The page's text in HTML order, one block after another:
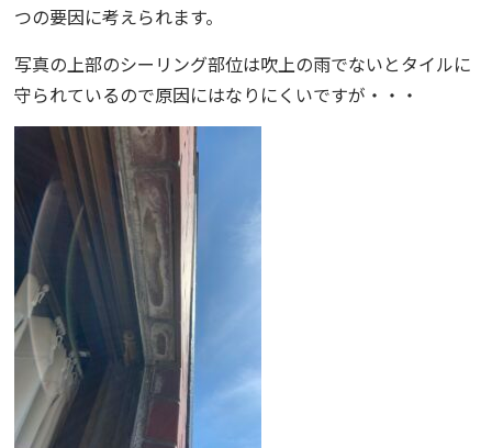
つの要因に考えられます。
写真の上部のシーリング部位は吹上の雨でないとタイルに
守られているので原因にはなりにくいですが・・・